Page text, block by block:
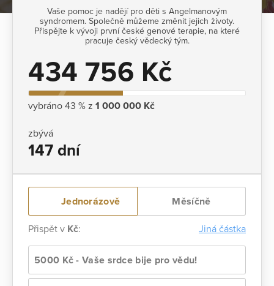
Vaše pomoc je nadějí pro děti s Angelmanovým
syndromem. Společně můžeme změnit jejich životy.
Přispějte k vývoji první české genové terapie, na které
pracuje český vědecký tým.
434 756 Kč
vybráno 43 % z 1 000 000 Kč
zbývá
147 dní
Jednorázově Měsíčně
Přispět v Kč: Jiná částka
5000 Kč - Vaše srdce bije pro vědu!